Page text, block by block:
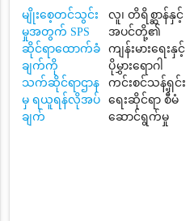
မျိုးစေ့တင်သွင်း
မှုအတွက် SPS
ဆိုင်ရာထောက်ခံ
ချက်ကို
သက်ဆိုင်ရာဌာန
မှ ရယူရန်လိုအပ်
ချက်
လူ၊ တိရိစ္ဆာန်နှင့်
အပင်တို့၏
ကျန်းမားရေးနှင့်
ပိုမွှားရောဂါ
ကင်းစင်သန့်ရှင်း
ရေးဆိုင်ရာ စီမံ
ဆောင်ရွက်မှု